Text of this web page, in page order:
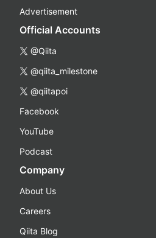
Advertisement
Official Accounts
@Qiita
@qiita_milestone
@qiitapoi
Facebook
YouTube
Podcast
Company
About Us
Careers
Qiita Blog